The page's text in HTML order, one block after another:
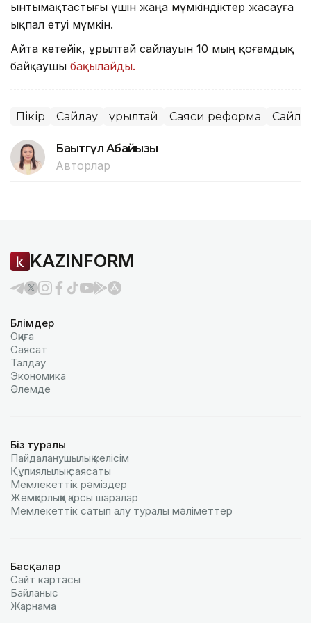
ынтымақтастығы үшін жаңа мүмкіндіктер жасауға
ықпал етуі мүмкін.
Айта кетейік, Құрылтай сайлауын 10 мың қоғамдық
байқаушы бақылайды.
Пікір Сайлау Құрылтай Саяси реформа
Бақытгүл Абайқызы
Авторлар
KAZINFORM
Бөлімдер
Оқиға
Саясат
Талдау
Экономика
Әлемде
Біз туралы
Пайдаланушылық келiciм
Құпиялылық саясаты
Мемлекеттік рәміздер
Жемқорлыққа қарсы шаралар
Мемлекеттік сатып алу туралы мәлiметтер
Басқалар
Сайт картасы
Байланыс
Жарнама